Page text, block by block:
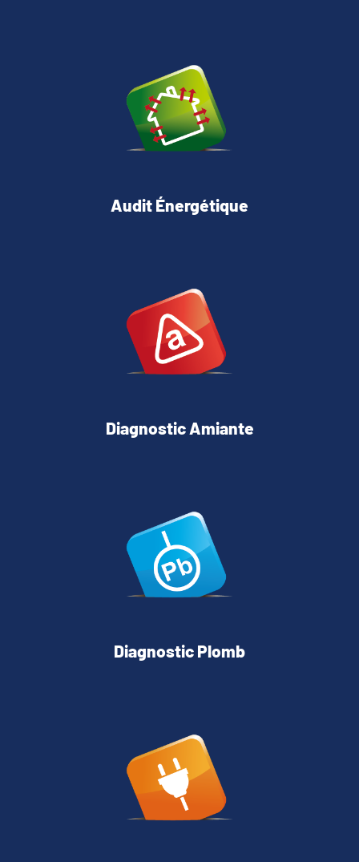
Audit Énergétique
Diagnostic Amiante
Diagnostic Plomb